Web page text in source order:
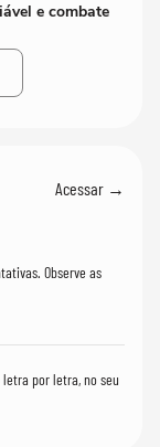
e combate
Acessar →
Observe as
por letra, no seu